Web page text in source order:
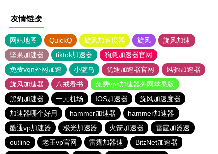
友情链接
网站地图 QuickQ 旋风加速度器 旋风
旋风加速
坚果加速器
tiktok加速器
狗急加速器官网
免费vqn外网加速
小蓝鸟 优途加速器官网
风驰加速器
旋风加速器
八戒看书
免费vps加速器外网苹果版
黑豹加速器
一元机场 IOS加速器
旋风加速度器
加速器哪个好用
hammer加速器
hammer加速器
酷通vp加速器
极光加速器 火箭加速器
雷霆加器速
outline
老王vp官网 雷霆加器速
BitzNet加速器